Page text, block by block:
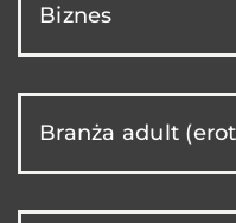
Biznes
Branża adult